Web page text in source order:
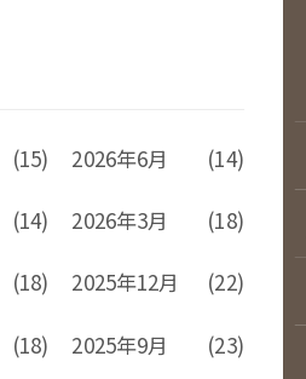
(15) 2026年6月 (14)
(14) 2026年3月 (18)
(18) 2025年12月 (22)
(18) 2025年9月 (23)